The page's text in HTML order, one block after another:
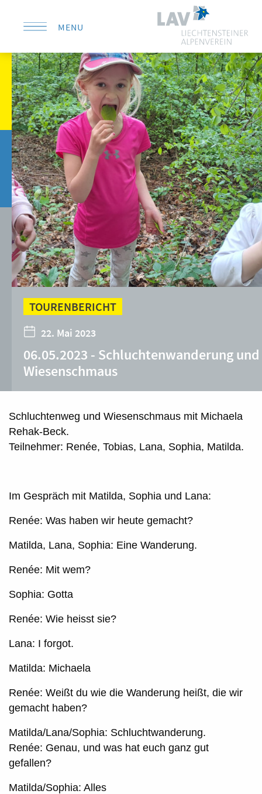
MENU
KONTAKT
TOURENBERICHT
22. Mai 2023
06.05.2023 - Schluchtenwanderung und
Wiesenschmaus
Schluchtenweg und Wiesenschmaus mit Michaela
Rehak-Beck.
Teilnehmer: Renée, Tobias, Lana, Sophia, Matilda.
Im Gespräch mit Matilda, Sophia und Lana:
Renée: Was haben wir heute gemacht?
Matilda, Lana, Sophia: Eine Wanderung.
Renée: Mit wem?
Sophia: Gotta
Renée: Wie heisst sie?
Lana: I forgot.
Matilda: Michaela
Renée: Weißt du wie die Wanderung heißt, die wir
gemacht haben?
Matilda/Lana/Sophia: Schluchtwanderung.
Renée: Genau, und was hat euch ganz gut
gefallen?
Matilda/Sophia: Alles